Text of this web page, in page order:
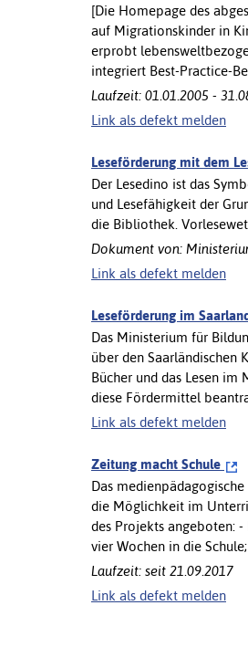
[Die Homepage des
auf Migrationskinder in
erprobt
integriert Best-Practice-
Laufzeit: 01.01.2005 -
Link als defekt melden
Leseförderung mit dem
Der Lesedino ist das
und Lesefähigkeit der
die Bibliothek.
Dokument von:
Link als defekt melden
Leseförderung im
Das Ministerium für
über den Saarländischen
Bücher und das Lesen
diese Fördermittel
Link als defekt melden
Zeitung macht Schule
Das
die Möglichkeit im
des Projekts angeboten:
vier Wochen in die
Laufzeit: seit 21.09.2017
Link als defekt melden